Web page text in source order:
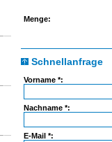
Menge:
Schnellanfrage
Vorname *:
Nachname *:
E-Mail *: